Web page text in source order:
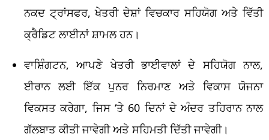
ਨਕਦ ਟ੍ਰਾਂਸਫਰ, ਖੇਤਰੀ ਦੇਸ਼ਾਂ ਵਿਚਕਾਰ ਸਹਿਯੋਗ ਅਤੇ ਵਿੱਤੀ
ਕ੍ਰੈਡਿਟ ਲਾਈਨਾਂ ਸ਼ਾਮਲ ਹਨ।
ਵਾਸ਼ਿੰਗਟਨ, ਆਪਣੇ ਖੇਤਰੀ ਭਾਈਵਾਲਾਂ ਦੇ ਸਹਿਯੋਗ ਨਾਲ,
ਈਰਾਨ ਲਈ ਇੱਕ ਪੁਨਰ ਨਿਰਮਾਣ ਅਤੇ ਵਿਕਾਸ ਯੋਜਨਾ
ਵਿਕਸਤ ਕਰੇਗਾ, ਜਿਸ ‘ਤੇ 60 ਦਿਨਾਂ ਦੇ ਅੰਦਰ ਤਹਿਰਾਨ ਨਾਲ
ਗੱਲਬਾਤ ਕੀਤੀ ਜਾਵੇਗੀ ਅਤੇ ਸਹਿਮਤੀ ਦਿੱਤੀ ਜਾਵੇਗੀ।